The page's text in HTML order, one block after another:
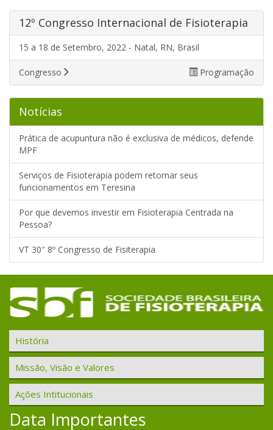
12º Congresso Internacional de Fisioterapia
15 a 18 de Setembro, 2022 - Natal, RN, Brasil
Congresso Programação
Notícias
Prática de acupuntura não é exclusiva de médicos, defende
MPF
Serviços de Fisioterapia podem retornar seus
funcionamentos em Teresina
Por que devemos investir em Fisioterapia Centrada na
Pessoa?
VT 30″ 8º Congresso de Fisiterapia
História
Missão, Visão e Valores
Ações Intitucionais
Data Importantes